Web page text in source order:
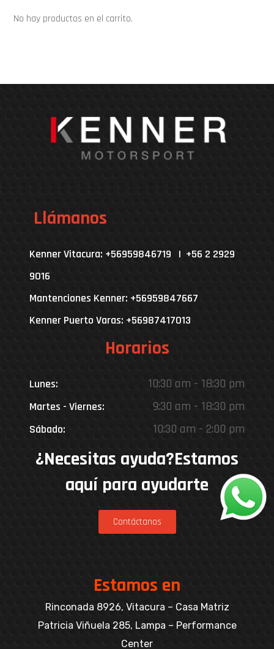
No hay productos en el carrito.
Llámanos
Kenner Vitacura: +56959846719 | +56 2 2929
9016
Mantenciones Kenner: +56959847667
Kenner Puerto Varas: +56987417013
Horarios
Lunes: 10:30 am - 18:30 pm
Martes - Viernes: 9:30 am - 18:30 pm
Sábado: 10:30 am - 2:00 pm
¿Necesitas ayuda?Estamos
aquí para ayudarte
Contáctanos
Estamos en
Rinconada 8926, Vitacura – Casa Matriz
Patricia Viñuela 285, Lampa – Performance
Center